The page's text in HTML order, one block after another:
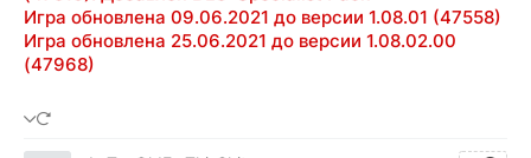
Игра обновлена 09.06.2021 до версии 1.08.01 (47558)
Игра обновлена 25.06.2021 до версии 1.08.02.00
(47968)